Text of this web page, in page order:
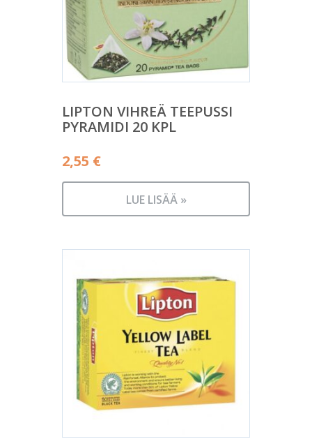
LIPTON VIHREÄ TEEPUSSI
PYRAMIDI 20 KPL
2,55 €
LUE LISÄÄ »